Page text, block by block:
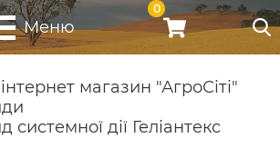
Меню
0
магазин "АгроСіті"
системної дії Геліантекс